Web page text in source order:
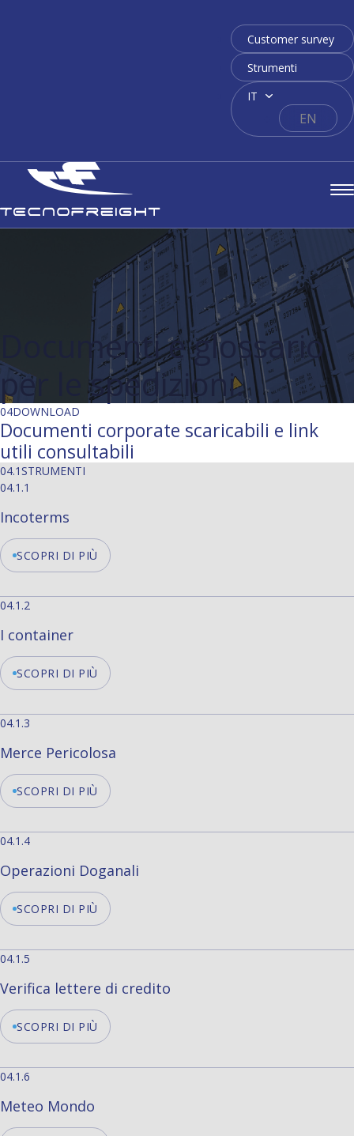
Customer survey
Strumenti
IT
EN
Documenti e glossario
per le spedizioni.
04DOWNLOAD
Documenti corporate scaricabili e link
utili consultabili
04.1STRUMENTI
04.1.1
Incoterms
SCOPRI DI PIÙ
04.1.2
I container
SCOPRI DI PIÙ
04.1.3
Merce Pericolosa
SCOPRI DI PIÙ
04.1.4
Operazioni Doganali
SCOPRI DI PIÙ
04.1.5
Verifica lettere di credito
SCOPRI DI PIÙ
04.1.6
Meteo Mondo